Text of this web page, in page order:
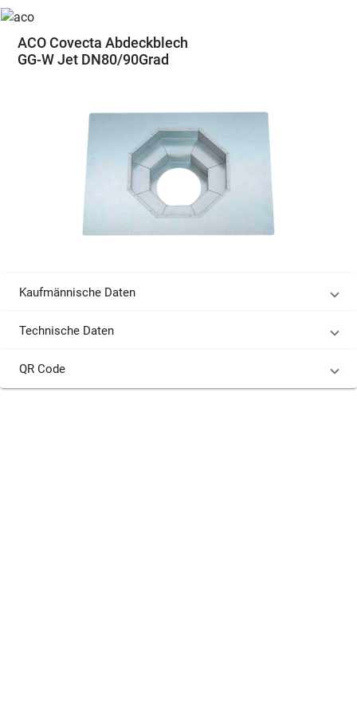
ACO Covecta Abdeckblech
GG-W Jet DN80/90Grad
Kaufmännische Daten
Technische Daten
QR Code